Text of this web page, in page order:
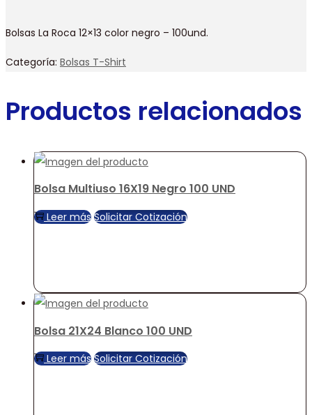
Bolsas La Roca 12×13 color negro – 100und.
Categoría: Bolsas T-Shirt
Productos relacionados
Bolsa Multiuso 16X19 Negro 100 UND
Leer más Solicitar Cotización
Bolsa 21X24 Blanco 100 UND
Leer más Solicitar Cotización